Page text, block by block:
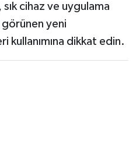
sık cihaz ve uygulama
yeni
kullanımına dikkat edin.